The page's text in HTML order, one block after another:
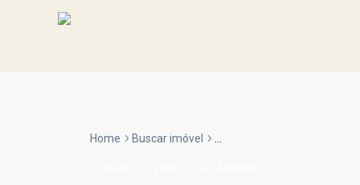
Home Buscar imóvel ...